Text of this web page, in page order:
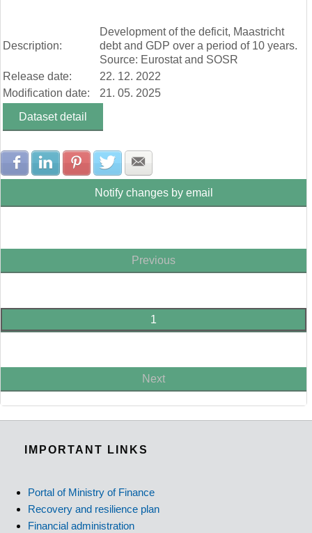
Description:
Development of the deficit, Maastricht
debt and GDP over a period of 10 years.
Source: Eurostat and SOSR
Release date:
22. 12. 2022
Modification date:
21. 05. 2025
Dataset detail
Share with Facebook
Share with LinkedIn
Share with Pinterest
Share with Twitter
Notify changes by email
Previous
1
Next
IMPORTANT LINKS
Portal of Ministry of Finance
Recovery and resilience plan
Financial administration